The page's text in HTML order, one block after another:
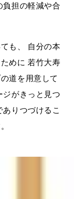
負担の軽減や合
も、 自分の本
めに 若竹大寿
道を用意して
ジがきっと見つ
りつづけるこ